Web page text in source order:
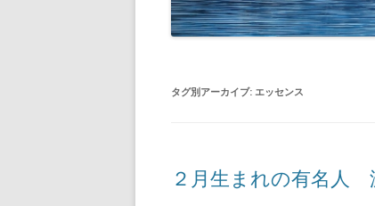
タグ別アーカイブ: エッセンス
２月生まれの有名人